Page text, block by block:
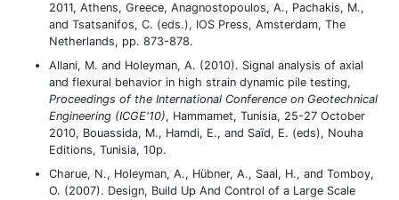
2011, Athens, Greece, Anagnostopoulos, A., Pachakis, M.,
and Tsatsanifos, C. (eds.), IOS Press, Amsterdam, The
Netherlands, pp. 873-878.
Allani, M. and Holeyman, A. (2010). Signal analysis of axial
and flexural behavior in high strain dynamic pile testing,
Proceedings of the International Conference on Geotechnical
Engineering (ICGE'10), Hammamet, Tunisia, 25-27 October
2010, Bouassida, M., Hamdi, E., and Saïd, E. (eds), Nouha
Editions, Tunisia, 10p.
Charue, N., Holeyman, A., Hübner, A., Saal, H., and Tomboy,
O. (2007). Design, Build Up And Control of a Large Scale